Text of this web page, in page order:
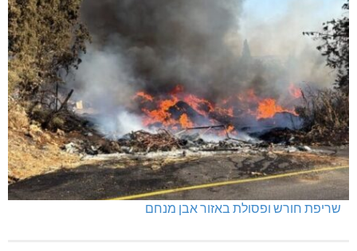
שריפת חורש ופסולת באזור אבן מנחם